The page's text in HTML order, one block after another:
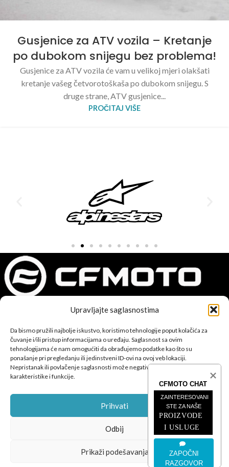
Upravljajte saglasnostima
Da bismo pružili najbolje iskustvo, koristimo tehnologije poput kolačića za
čuvanje i/ili pristup informacijama o uređaju. Saglasnost sa ovim
tehnologijama će nam omogućiti da obrađujemo podatke kao što su
ponašanje pri pregledanju ili jedinstveni ID-ovi na ovoj veb lokaciji.
Nepristanak ili povlačenje saglasnosti može negativno uticati na određene
karakteristike i funkcije.
Prihvati
Odbij
Prikaži podešavanja
Gusjenice za ATV vozila – Kretanje
po dubokom snijegu bez problema!
Gusjenice za ATV vozila će vam u velikoj mjeri olakšati
kretanje vašeg četvorotoškaša po dubokom snijegu. S
druge strane, ATV gusjenice...
PROČITAJ VIŠE
savršene performanse, pouzdanost i maksimalno uzbuđenje u
svakoj vožnji.
POSLJEDNJE SA BLOGA
CFMOTO CHAT
ZAINTERESOVANI
STE ZA NAŠE
ZAPOČNI
RAZGOVOR
PROIZVODE
I USLUGE